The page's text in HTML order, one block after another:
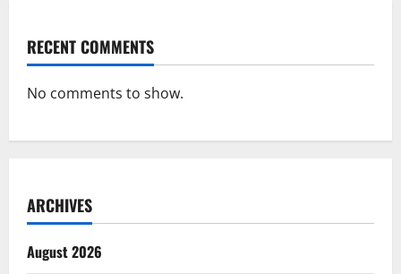
RECENT COMMENTS
No comments to show.
ARCHIVES
August 2026